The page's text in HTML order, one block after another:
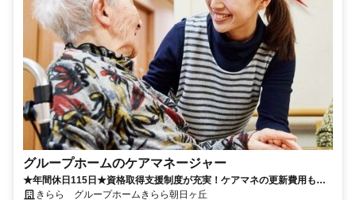
グループホームのケアマネージャー
★年間休日115日★資格取得支援制度が充実！ケアマネの更新費用も会
社負担！！
きらら グループホームきらら朝日ヶ丘